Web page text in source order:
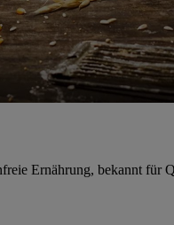
Ernährung, bekannt für